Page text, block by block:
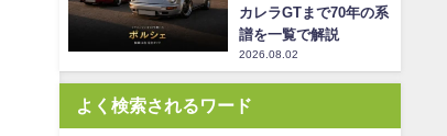
カレラGTまで70年の系
譜を一覧で解説
2026.08.02
よく検索されるワード